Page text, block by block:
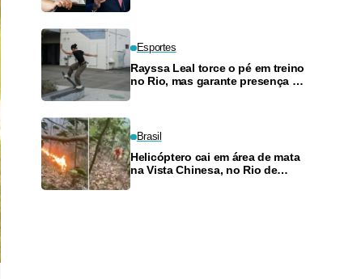
Esportes
Rayssa Leal torce o pé em treino
no Rio, mas garante presença no
Brasil
Helicóptero cai em área de mata
na Vista Chinesa, no Rio de